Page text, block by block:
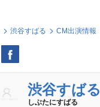
渋谷すばる CM出演情報
渋谷すばる
しぶたにすばる